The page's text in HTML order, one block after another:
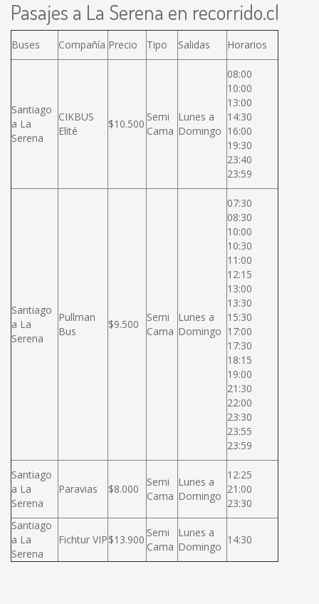
Pasajes a La Serena en recorrido.cl
Buses Compañía Precio Tipo Salidas Horarios
Santiago
a La
Serena
CIKBUS
Elité
$10.500
Semi
Cama
Lunes a
Domingo
08:00
10:00
13:00
14:30
16:00
19:30
23:40
23:59
Santiago
a La
Serena
Pullman
Bus
$9.500
Semi
Cama
Lunes a
Domingo
07:30
08:30
10:00
10:30
11:00
12:15
13:00
13:30
15:30
17:00
17:30
18:15
19:00
21:30
22:00
23:30
23:55
23:59
Santiago
a La
Serena
Paravias $8.000
Semi
Cama
Lunes a
Domingo
12:25
21:00
23:30
Santiago
a La
Serena
Fichtur VIP$13.900
Semi
Cama
Lunes a
Domingo
14:30